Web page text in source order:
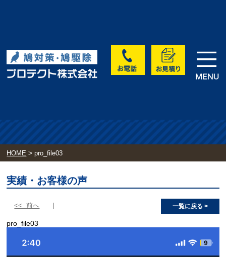
HOME >pro_file03
実績・お客様の声
<< 前へ 一覧に戻る >
pro_file03